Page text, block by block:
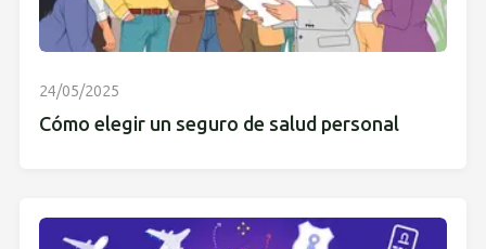
24/05/2025
Cómo elegir un seguro de salud personal